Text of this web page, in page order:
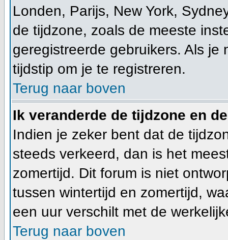
Londen, Parijs, New York,
de tijdzone, zoals de meeste
geregistreerde gebruikers. Als
tijdstip om je te registreren.
Terug naar boven
Ik veranderde de tijdzone en
Indien je zeker bent dat de
steeds verkeerd, dan is het
zomertijd. Dit forum is niet
tussen wintertijd en zomertijd,
een uur verschilt met de
Terug naar boven